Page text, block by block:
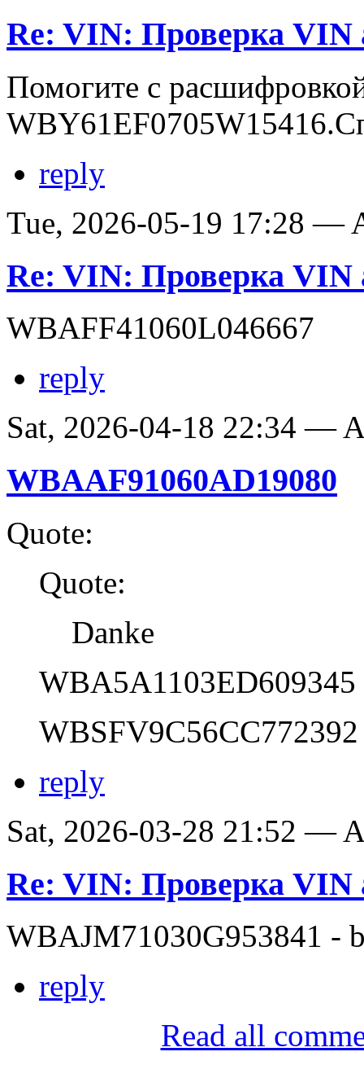
Re: VIN: Проверка VIN
Помогите с
reply
Tue, 2026-05-19 17:28 —
Re: VIN: Проверка VIN
WBAFF41060L046667
reply
Sat, 2026-04-18 22:34 —
WBAAF91060AD19080
Quote:
Quote:
Danke
WBA5A1103ED609345
WBSFV9C56CC772392
reply
Sat, 2026-03-28 21:52 —
Re: VIN: Проверка VIN
WBAJM71030G953841 -
reply
Read all